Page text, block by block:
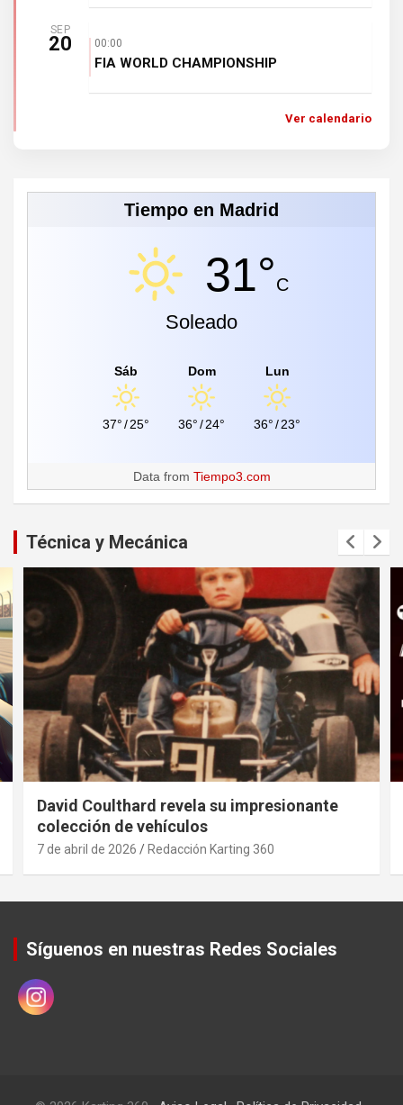
SEP
20 00:00
FIA WORLD CHAMPIONSHIP
Ver calendario
Tiempo en Madrid
31°C
Soleado
Sáb
37°/25°
Dom
36°/24°
Lun
36°/23°
Data from Tiempo3.com
Técnica y Mecánica
David Coulthard revela su impresionante
colección de vehículos
7 de abril de 2026 Redacción Karting 360
Síguenos en nuestras Redes Sociales